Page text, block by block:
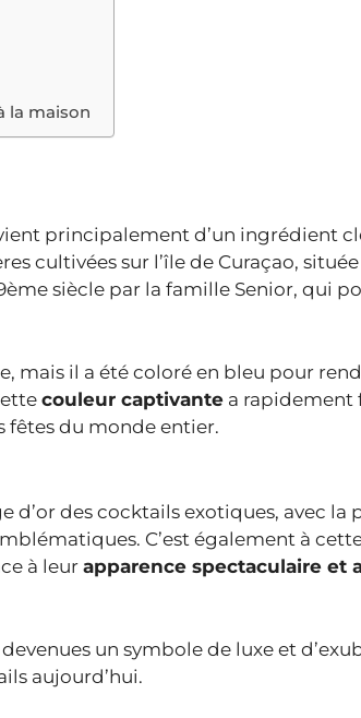
la maison
principalement d’un ingrédient
cultivées sur l’île de Curaçao,
siècle par la famille Senior, qui
mais il a été coloré en bleu pour
couleur captivante a rapidement
fêtes du monde entier.
d’or des cocktails exotiques, avec
C’est également à
à leurapparence spectaculaire et
un symbole de luxe et
aujourd’hui.